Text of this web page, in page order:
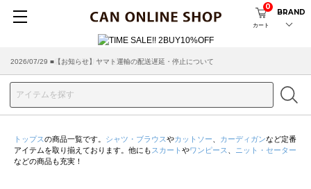
カート
0
BRAND
2026/07/29 ■【お知らせ】ヤマト運輸の配送遅延・停止について
2026/03/18 ■店舗受け取りサービスのご案内
トップスの商品一覧です。 シャツ・ブラウスやカットソー カーディガンなど定番
アイテムを取り揃えております。他にも スカート やワンピース
ニット・セーター
などの商品も充実！